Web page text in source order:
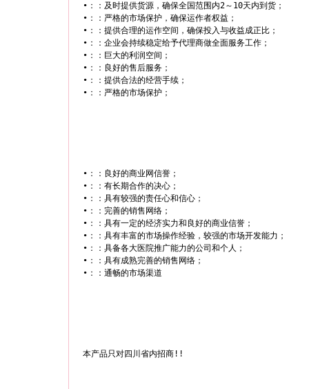
•：：及时提供货源，确保全国范围内2～10天内到货；
•：：严格的市场保护，确保运作者权益；
•：：提供合理的运作空间，确保投入与收益成正比；
•：：企业会持续稳定给予代理商做全面服务工作；
•：：巨大的利润空间；
•：：良好的售后服务；
•：：提供合法的经营手续；
•：：良好的商业网信誉；
•：：有长期合作的决心；
•：：具有较强的责任心和信心；
•：：完善的销售网络；
•：：具有一定的经济实力和良好的商业信誉；
•：：具有丰富的市场操作经验，较强的市场开发能力；
•：：具备各大医院推广能力的公司和个人；
•：：具有成熟完善的销售网络；
本产品只对四川省内招商!!